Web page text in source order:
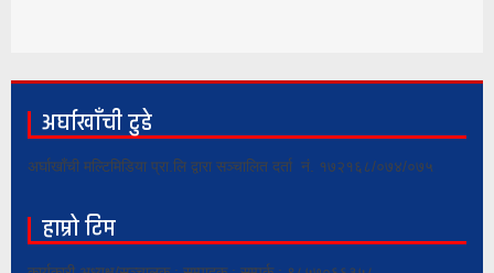
अर्घाखाँची टुडे
अर्घाखाँची मल्टिमिडिया प्रा.लि द्वारा सञ्चालित दर्ता नं. १७२१६८/०७४/०७५
हाम्रो टिम